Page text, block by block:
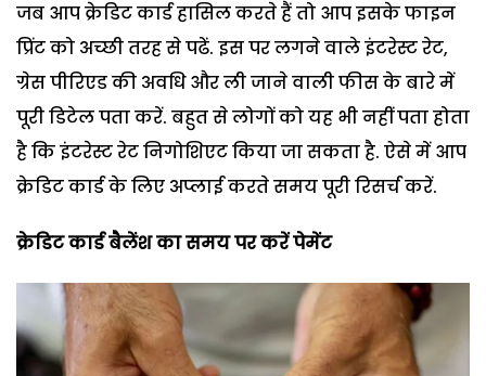
जब आप क्रेडिट कार्ड हासिल करते हैं तो आप इसके फाइन
प्रिंट को अच्‍छी तरह से पढें. इस पर लगने वाले इंटरेस्‍ट रेट,
ग्रेस पीरिएड की अवधि और ली जाने वाली फीस के बारे में
पूरी डिटेल पता करें. बहुत से लोगों को यह भी नहीं पता होता
है कि इंटरेस्‍ट रेट निगोशिएट किया जा सकता है. ऐसे में आप
क्रेडिट कार्ड के लिए अप्‍लाई करते समय पूरी रिसर्च करें.
क्रेडिट कार्ड बैलेंश का समय पर करें पेमेंट